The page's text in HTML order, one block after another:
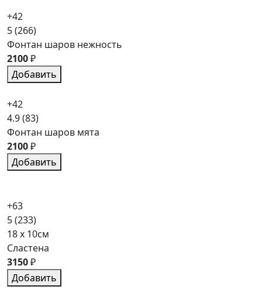
+42
5(266)
Фонтан шаров нежность
2100₽
Добавить
+42
4.9(83)
Фонтан шаров мята
2100₽
Добавить
+63
5(233)
18 x 10см
Сластена
3150₽
Добавить